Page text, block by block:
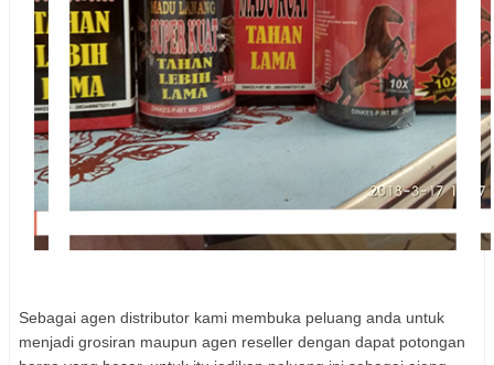
Sebagai agen distributor kami membuka peluang anda untuk
menjadi grosiran maupun agen reseller dengan dapat potongan